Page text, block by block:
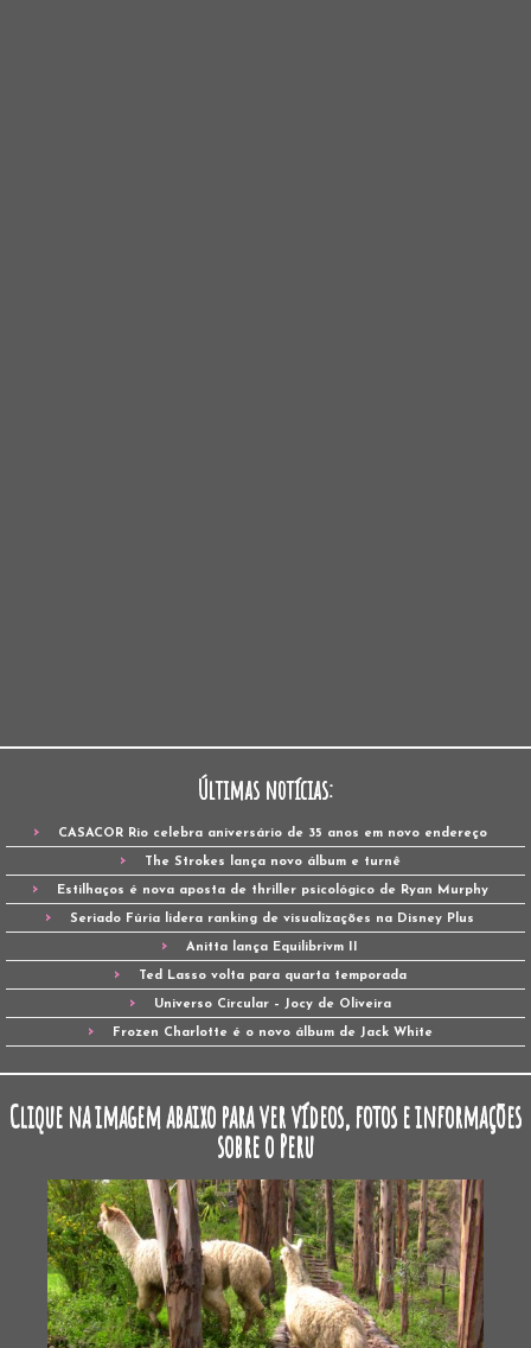
Últimas notícias:
CASACOR Rio celebra aniversário de 35 anos em novo endereço
The Strokes lança novo álbum e turnê
Estilhaços é nova aposta de thriller psicológico de Ryan Murphy
Seriado Fúria lidera ranking de visualizações na Disney Plus
Anitta lança Equilibrivm II
Ted Lasso volta para quarta temporada
Universo Circular – Jocy de Oliveira
Frozen Charlotte é o novo álbum de Jack White
Clique na imagem abaixo para ver vídeos, fotos e informações
sobre o Peru